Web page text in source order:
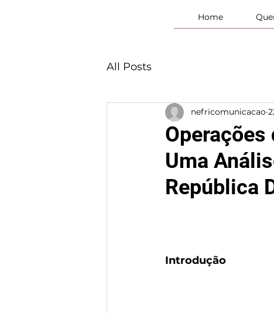
Home
All Posts
Operações
Uma
República
nefricomunicacao
Introdução